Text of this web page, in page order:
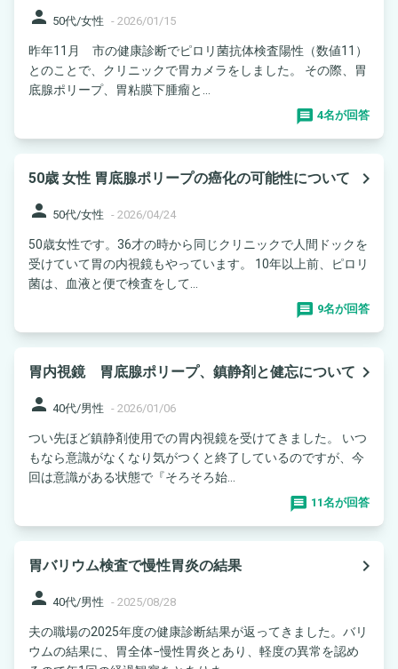
person 50代/女性 - 2026/01/15
昨年11月 市の健康診断でピロリ菌抗体検査陽性（数値11）
とのことで、クリニックで胃カメラをしました。 その際、胃
底腺ポリープ、胃粘膜下腫瘤と...
4名が回答
50歳 女性 胃底腺ポリープの癌化の可能性について
navigate_next
person 50代/女性 - 2026/04/24
50歳女性です。36才の時から同じクリニックで人間ドックを
受けていて胃の内視鏡もやっています。 10年以上前、ピロリ
菌は、血液と便で検査をして...
9名が回答
胃内視鏡 胃底腺ポリープ、鎮静剤と健忘について navigate_next
person 40代/男性 - 2026/01/06
つい先ほど鎮静剤使用での胃内視鏡を受けてきました。 いつ
もなら意識がなくなり気がつくと終了しているのですが、今
回は意識がある状態で『そろそろ始...
11名が回答
胃バリウム検査で慢性胃炎の結果
navigate_next
person 40代/男性 - 2025/08/28
夫の職場の2025年度の健康診断結果が返ってきました。バリ
ウムの結果に、胃全体−慢性胃炎とあり、軽度の異常を認め